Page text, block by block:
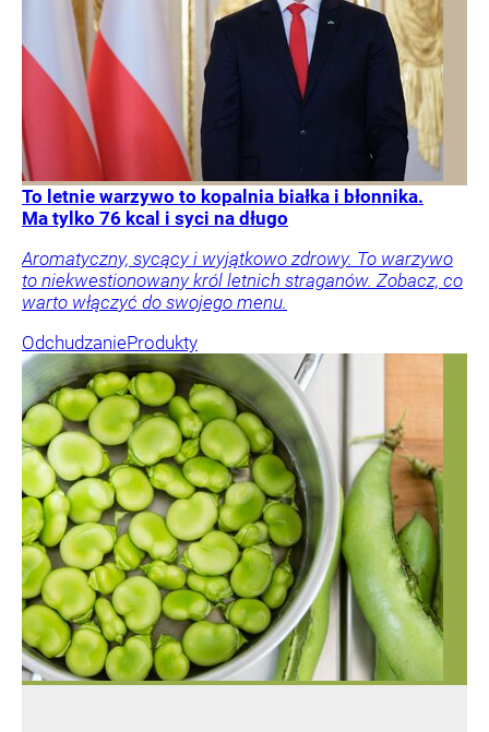
To letnie warzywo to kopalnia białka i błonnika.
Ma tylko 76 kcal i syci na długo
Aromatyczny, sycący i wyjątkowo zdrowy. To warzywo
to niekwestionowany król letnich straganów. Zobacz, co
warto włączyć do swojego menu.
OdchudzanieProdukty